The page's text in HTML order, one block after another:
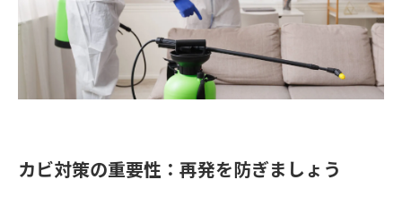
カビ対策の重要性：再発を防ぎましょう